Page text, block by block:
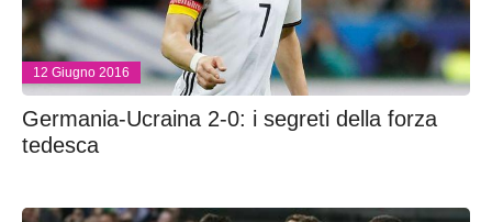
12 Giugno 2016
Germania-Ucraina 2-0: i segreti della forza
tedesca